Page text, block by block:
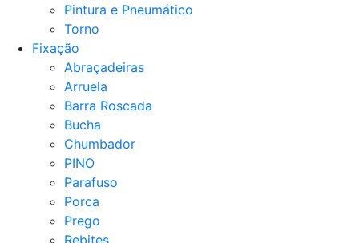
Pintura e Pneumático
Torno
Fixação
Abraçadeiras
Arruela
Barra Roscada
Bucha
Chumbador
PINO
Parafuso
Porca
Prego